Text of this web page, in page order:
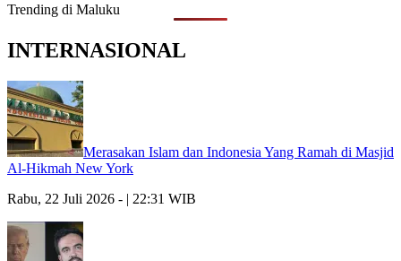
Trending di Maluku
INTERNASIONAL
Merasakan Islam dan Indonesia Yang Ramah di Masjid
Al-Hikmah New York
Rabu, 22 Juli 2026 - | 22:31 WIB